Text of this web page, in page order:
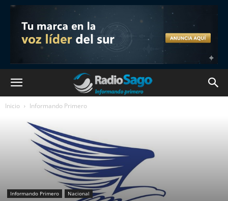
Inicio Informando Primero
Informando Primero Nacional